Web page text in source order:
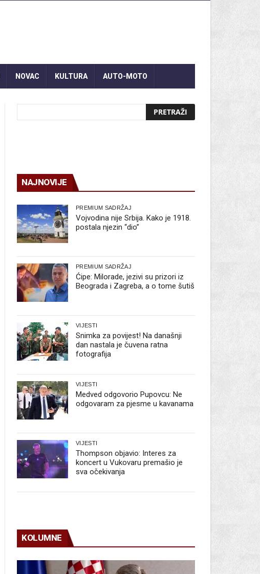
NOVAC KULTURA AUTO-MOTO
NAJNOVIJE
PREMIUM SADRŽAJ
Vojvodina nije Srbija. Kako je 1918.
postala njezin “dio”
PREMIUM SADRŽAJ
Ćipe: Milorade, jezivi su prizori iz
Beograda i Zagreba, a o tome šutiš
VIJESTI
Snimka za povijest! Na današnji
dan nastala je čuvena ratna
fotografija
VIJESTI
Medved odgovorio Pupovcu: Ne
odgovaram za pjesme u kavanama
VIJESTI
Thompson objavio: Interes za
koncert u Vukovaru premašio je
sva očekivanja
KOLUMNE